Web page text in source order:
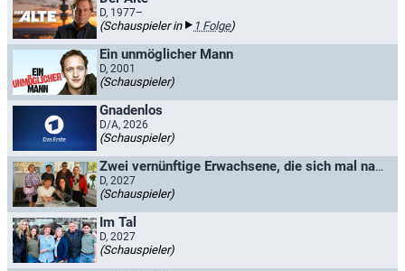
D, 1977–
(Schauspieler in 1 Folge)
Ein unmöglicher Mann
D, 2001
(Schauspieler)
Gnadenlos
D/A, 2026
(Schauspieler)
Zwei vernünftige Erwachsene, die sich mal nackt gesehen haben
D, 2027
(Schauspieler)
Im Tal
D, 2027
(Schauspieler)